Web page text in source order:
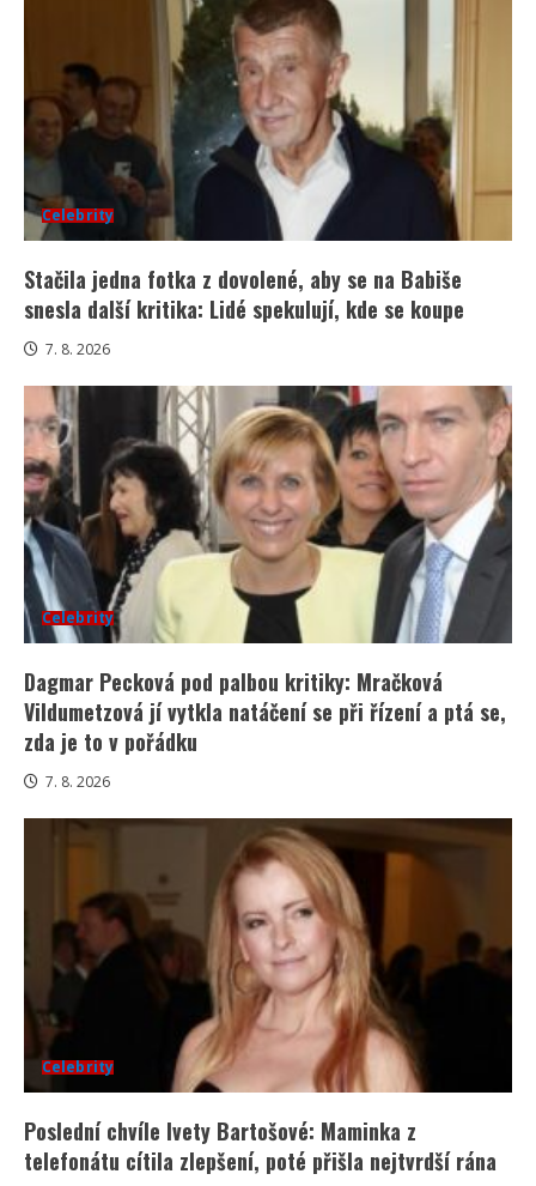
Celebrity
Stačila jedna fotka z dovolené, aby se na Babiše
snesla další kritika: Lidé spekulují, kde se koupe
7. 8. 2026
Celebrity
Dagmar Pecková pod palbou kritiky: Mračková
Vildumetzová jí vytkla natáčení se při řízení a ptá se,
zda je to v pořádku
7. 8. 2026
Celebrity
Poslední chvíle Ivety Bartošové: Maminka z
telefonátu cítila zlepšení, poté přišla nejtvrdší rána